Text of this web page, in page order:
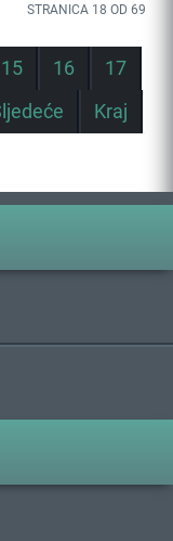
STRANICA 18 OD 69
15 16
17
Kraj